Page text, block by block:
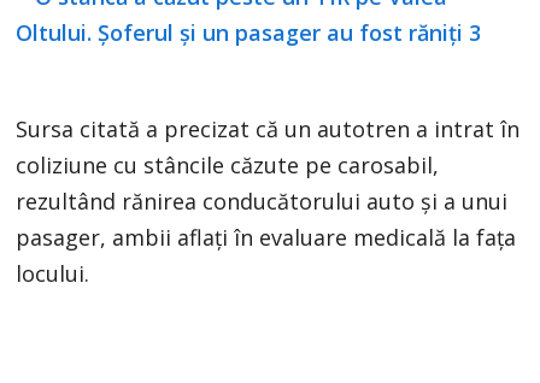
Sursa citată a precizat că un autotren a intrat în
coliziune cu stâncile căzute pe carosabil,
rezultând rănirea conducătorului auto şi a unui
pasager, ambii aflaţi în evaluare medicală la faţa
locului.